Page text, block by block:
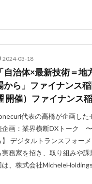
2024-03-18
自治体×最新技術＝
から」ファイナンス
開催）ファイナンス
代表の高橋が企画した
企画：業界横断DXトーク
】 デジタルトランスフォー
実務家を招き、取り組みや
は、株式会社